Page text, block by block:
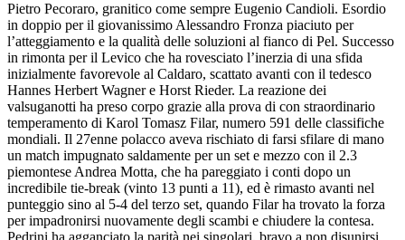
Pietro Pecoraro, granitico come sempre Eugenio Candioli. Esordio
in doppio per il giovanissimo Alessandro Fronza piaciuto per
l’atteggiamento e la qualità delle soluzioni al fianco di Pel. Successo
in rimonta per il Levico che ha rovesciato l’inerzia di una sfida
inizialmente favorevole al Caldaro, scattato avanti con il tedesco
Hannes Herbert Wagner e Horst Rieder. La reazione dei
valsuganotti ha preso corpo grazie alla prova di con straordinario
temperamento di Karol Tomasz Filar, numero 591 delle classifiche
mondiali. Il 27enne polacco aveva rischiato di farsi sfilare di mano
un match impugnato saldamente per un set e mezzo con il 2.3
piemontese Andrea Motta, che ha pareggiato i conti dopo un
incredibile tie-break (vinto 13 punti a 11), ed è rimasto avanti nel
punteggio sino al 5-4 del terzo set, quando Filar ha trovato la forza
per impadronirsi nuovamente degli scambi e chiudere la contesa.